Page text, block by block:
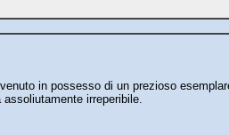
in possesso di un prezioso
irreperibile.